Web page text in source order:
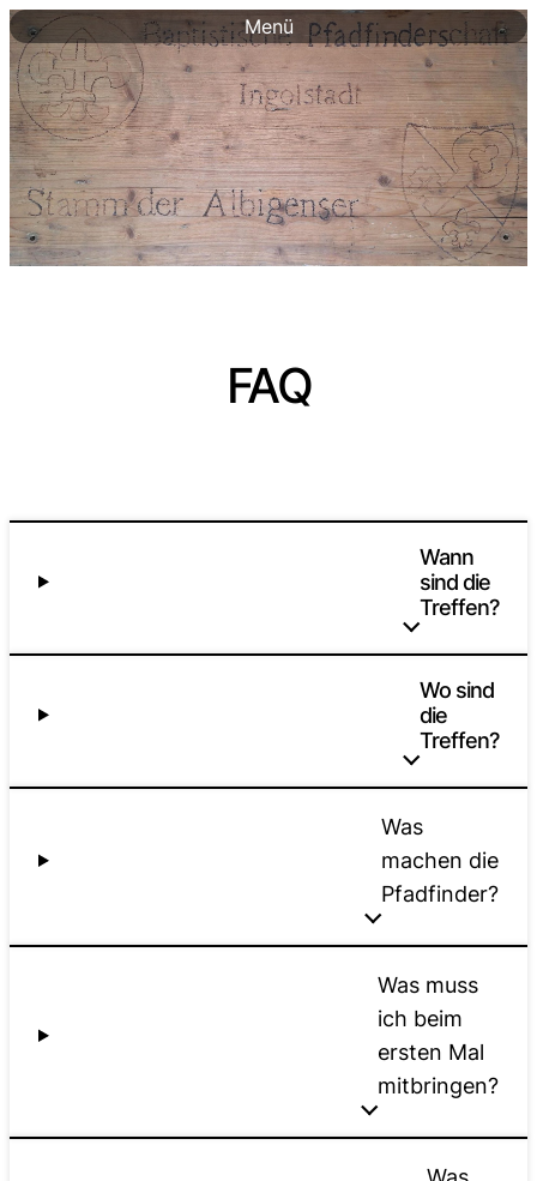
Menü
FAQ
Wann
sind die
Treffen?
Wo sind
die
Treffen?
Was
machen die
Pfadfinder?
Was muss
ich beim
ersten Mal
mitbringen?